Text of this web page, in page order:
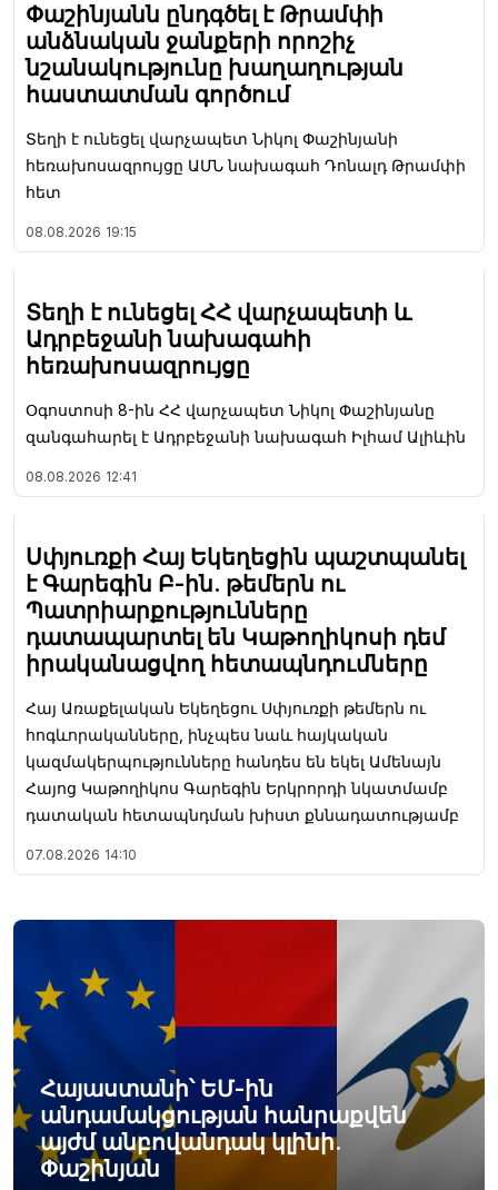
Փաշինյանն ընդգծել է Թրամփի
անձնական ջանքերի որոշիչ
նշանակությունը խաղաղության
հաստատման գործում
Տեղի է ունեցել վարչապետ Նիկոլ Փաշինյանի
հեռախոսազրույցը ԱՄՆ նախագահ Դոնալդ Թրամփի
հետ
08.08.2026 19:15
Տեղի է ունեցել ՀՀ վարչապետի և
Ադրբեջանի նախագահի
հեռախոսազրույցը
Օգոստոսի 8-ին ՀՀ վարչապետ Նիկոլ Փաշինյանը
զանգահարել է Ադրբեջանի նախագահ Իլհամ Ալիևին
08.08.2026 12:41
Սփյուռքի Հայ Եկեղեցին պաշտպանել
է Գարեգին Բ-ին. թեմերն ու
Պատրիարքությունները
դատապարտել են Կաթողիկոսի դեմ
իրականացվող հետապնդումները
Հայ Առաքելական Եկեղեցու Սփյուռքի թեմերն ու
հոգևորականները, ինչպես նաև հայկական
կազմակերպությունները հանդես են եկել Ամենայն
Հայոց Կաթողիկոս Գարեգին Երկրորդի նկատմամբ
դատական հետապնդման խիստ քննադատությամբ
07.08.2026 14:10
Հայաստանի՝ ԵՄ-ին
անդամակցության հանրաքվեն
այժմ անբովանդակ կլինի.
Փաշինյան